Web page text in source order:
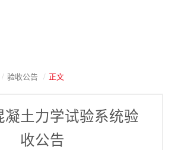
/ 验收公告 / 正文
凝土力学试验系统验
收公告